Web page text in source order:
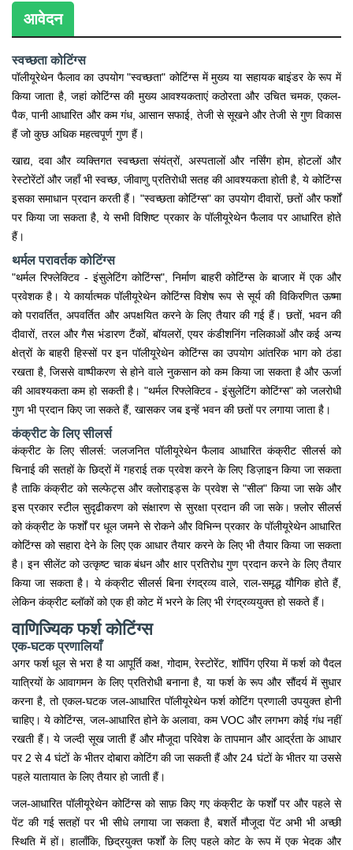
आवेदन
स्वच्छता कोटिंग्स
पॉलीयूरेथेन फैलाव का उपयोग "स्वच्छता" कोटिंग्स में मुख्य या सहायक बाइंडर के रूप में
किया जाता है, जहां कोटिंग्स की मुख्य आवश्यकताएं कठोरता और उचित चमक, एकल-
पैक, पानी आधारित और कम गंध, आसान सफाई, तेजी से सूखने और तेजी से गुण विकास
हैं जो कुछ अधिक महत्वपूर्ण गुण हैं।
खाद्य, दवा और व्यक्तिगत स्वच्छता संयंत्रों, अस्पतालों और नर्सिंग होम, होटलों और
रेस्टोरेंटों और जहाँ भी स्वच्छ, जीवाणु प्रतिरोधी सतह की आवश्यकता होती है, ये कोटिंग्स
इसका समाधान प्रदान करती हैं। "स्वच्छता कोटिंग्स" का उपयोग दीवारों, छतों और फर्शों
पर किया जा सकता है, ये सभी विशिष्ट प्रकार के पॉलीयूरेथेन फैलाव पर आधारित होते
हैं।
थर्मल परावर्तक कोटिंग्स
"थर्मल रिफ्लेक्टिव - इंसुलेटिंग कोटिंग्स", निर्माण बाहरी कोटिंग्स के बाजार में एक और
प्रवेशक है। ये कार्यात्मक पॉलीयूरेथेन कोटिंग्स विशेष रूप से सूर्य की विकिरणित ऊष्मा
को परावर्तित, अपवर्तित और अपक्षयित करने के लिए तैयार की गई हैं। छतों, भवन की
दीवारों, तरल और गैस भंडारण टैंकों, बॉयलरों, एयर कंडीशनिंग नलिकाओं और कई अन्य
क्षेत्रों के बाहरी हिस्सों पर इन पॉलीयूरेथेन कोटिंग्स का उपयोग आंतरिक भाग को ठंडा
रखता है, जिससे वाष्पीकरण से होने वाले नुकसान को कम किया जा सकता है और ऊर्जा
की आवश्यकता कम हो सकती है। "थर्मल रिफ्लेक्टिव - इंसुलेटिंग कोटिंग्स" को जलरोधी
गुण भी प्रदान किए जा सकते हैं, खासकर जब इन्हें भवन की छतों पर लगाया जाता है।
कंक्रीट के लिए सीलर्स
कंक्रीट के लिए सीलर्स: जलजनित पॉलीयूरेथेन फैलाव आधारित कंक्रीट सीलर्स को
चिनाई की सतहों के छिद्रों में गहराई तक प्रवेश करने के लिए डिज़ाइन किया जा सकता
है ताकि कंक्रीट को सल्फेट्स और क्लोराइड्स के प्रवेश से "सील" किया जा सके और
इस प्रकार स्टील सुदृढीकरण को संक्षारण से सुरक्षा प्रदान की जा सके। फ़्लोर सीलर्स
को कंक्रीट के फर्शों पर धूल जमने से रोकने और विभिन्न प्रकार के पॉलीयूरेथेन आधारित
कोटिंग्स को सहारा देने के लिए एक आधार तैयार करने के लिए भी तैयार किया जा सकता
है। इन सीलेंट को उत्कृष्ट चाक बंधन और क्षार प्रतिरोध गुण प्रदान करने के लिए तैयार
किया जा सकता है। ये कंक्रीट सीलर्स बिना रंगद्रव्य वाले, राल-समृद्ध यौगिक होते हैं,
लेकिन कंक्रीट ब्लॉकों को एक ही कोट में भरने के लिए भी रंगद्रव्ययुक्त हो सकते हैं।
वाणिज्यिक फर्श कोटिंग्स
एक-घटक प्रणालियाँ
अगर फर्श धूल से भरा है या आपूर्ति कक्ष, गोदाम, रेस्टोरेंट, शॉपिंग एरिया में फर्श को पैदल
यात्रियों के आवागमन के लिए प्रतिरोधी बनाना है, या फर्श के रूप और सौंदर्य में सुधार
करना है, तो एकल-घटक जल-आधारित पॉलीयूरेथेन फर्श कोटिंग प्रणाली उपयुक्त होनी
चाहिए। ये कोटिंग्स, जल-आधारित होने के अलावा, कम VOC और लगभग कोई गंध नहीं
रखती हैं। ये जल्दी सूख जाती हैं और मौजूदा परिवेश के तापमान और आर्द्रता के आधार
पर 2 से 4 घंटों के भीतर दोबारा कोटिंग की जा सकती हैं और 24 घंटों के भीतर या उससे
पहले यातायात के लिए तैयार हो जाती हैं।
जल-आधारित पॉलीयूरेथेन कोटिंग्स को साफ़ किए गए कंक्रीट के फर्शों पर और पहले से
पेंट की गई सतहों पर भी सीधे लगाया जा सकता है, बशर्ते मौजूदा पेंट अभी भी अच्छी
स्थिति में हों। हालाँकि, छिद्रयुक्त फर्शों के लिए पहले कोट के रूप में एक भेदक और